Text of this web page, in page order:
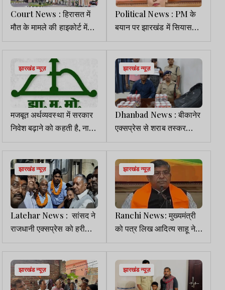
Court News : हिरासत में
मौत के मामले की हाइकोर्ट में
सुनवाई पूरी, आदेश सुरक्षित
Political News : PM के
बयान पर झारखंड में सियासत
तेज, BJP-कांग्रेस आमने
सामने
झारखंड न्यूज़
मजबूत अर्थव्यवस्था में सरकार
निवेश बढ़ाने को कहती है, ना
कि त्याग को: JMM
झारखंड न्यूज़
Dhanbad News : बीकानेर
एक्सप्रेस से शराब तस्कर
गिरफ्तार, 24 कैन बीयर बरामद
झारखंड न्यूज़
Latehar News : सांसद ने
राजधानी एक्‍सप्रेस को हरी
झंडी दिखाकर किया रवाना
झारखंड न्यूज़
Ranchi News: मुख्यमंत्री
को पत्र लिख आदित्य साहू ने
ट्रेजरी घोटाले पर CBI जांच
की मांग की
झारखंड न्यूज़ झारखंड न्यूज़